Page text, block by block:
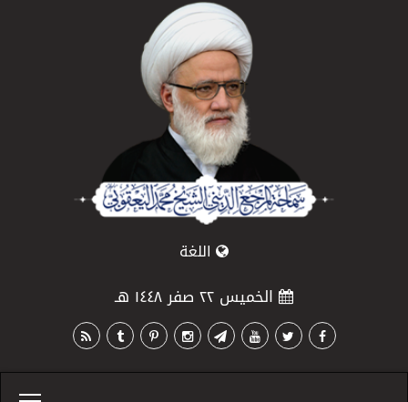
اللغة
الخميس ٢٢ صفر ١٤٤٨ هـ